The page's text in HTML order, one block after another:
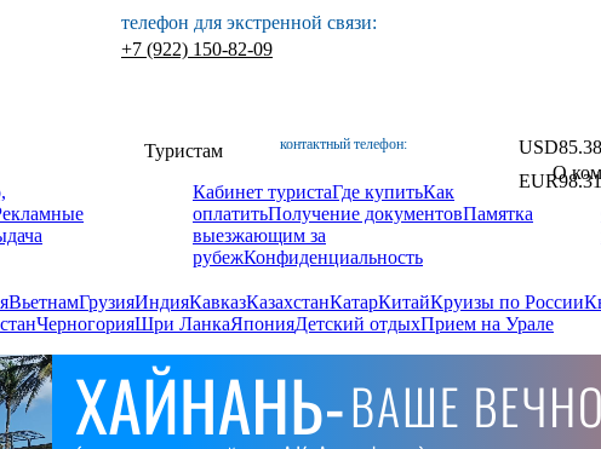
телефон для экстренной связи:
+7 (922) 150-82-09
контактный телефон: USD
EUR
Туристам
Кабинет туристаГде купитьКак
оплатитьПолучение документовПамятка
выезжающим за
рубежКонфиденциальность
О
ВьетнамГрузияИндияКавказКазахстанКатарКитайКруизы по России
ЧерногорияШри ЛанкаЯпонияДетский отдыхПрием на Урале